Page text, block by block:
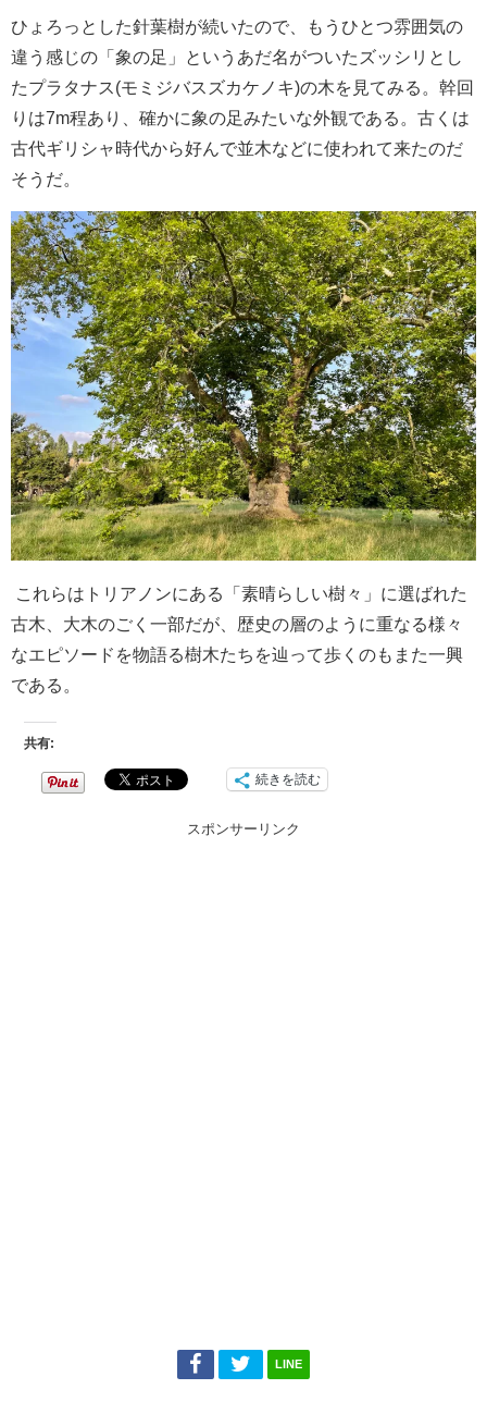
ひょろっとした針葉樹が続いたので、もうひとつ雰囲気の
違う感じの「象の足」というあだ名がついたズッシリとし
たプラタナス(モミジバスズカケノキ)の木を見てみる。幹回
りは7m程あり、確かに象の足みたいな外観である。古くは
古代ギリシャ時代から好んで並木などに使われて来たのだ
そうだ。
これらはトリアノンにある「素晴らしい樹々」に選ばれた
古木、大木のごく一部だが、歴史の層のように重なる様々
なエピソードを物語る樹木たちを辿って歩くのもまた一興
である。
共有:
続きを読む
スポンサーリンク
LINE